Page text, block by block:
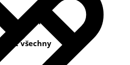
nezbytné
všechny